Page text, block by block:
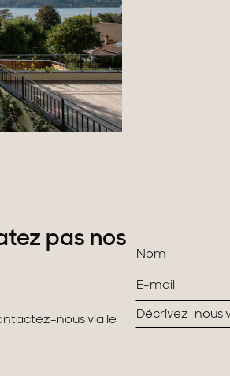
pas nos
nous via le